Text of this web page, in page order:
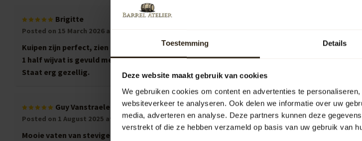
Toestemming Details
Deze website maakt gebruik van cookies
We gebruiken cookies om content en advertenties te
websiteverkeer te analyseren. Ook delen we informatie over uw
media, adverteren en analyse. Deze partners kunnen deze
verstrekt of die ze hebben verzameld op basis van uw gebruik van
Brigitte
Posted on 15 March 2026 at 18:08
Kuipen zijn perfect, zien er goed uit en héél erg stevig. Ze roken nog naar wijn!
1 half wijvat is gevuld met een boompje en in de andere staan 2 " vaste" planten.
Staat erg gezellig.
Guy Vanstraelen
Posted on 1 August 2025 at 10:52
Mooie vaten van stevige kwaliteit in perfecte staat toegekomen nog geurend naar wijn